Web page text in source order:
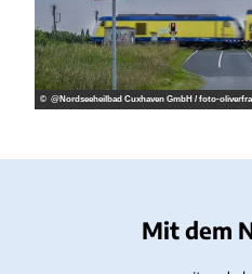
© @Nordseeheilbad Cuxhaven GmbH /
Mit dem